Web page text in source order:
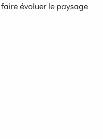
évoluer le paysage